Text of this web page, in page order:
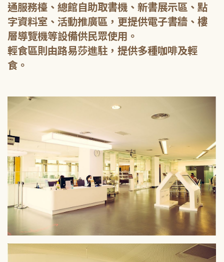
通服務檯、總館自助取書機、新書展示區、點
字資料室、活動推廣區，更提供電子書牆、樓
層導覽機等設備供民眾使用。
輕食區則由路易莎進駐，提供多種咖啡及輕
食。